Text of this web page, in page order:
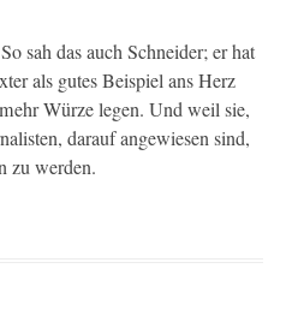
sah das auch Schnei­der; er hat
als gutes Beispiel ans Herz
Würze leg­en. Und weil sie,
darauf angewiesen sind,
zu werden.